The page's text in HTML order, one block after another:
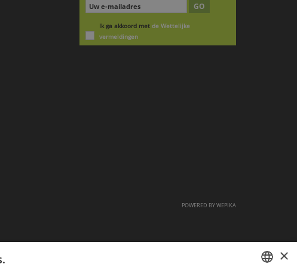
GO
Ik ga akkoord met de Wettelijke
vermeldingen
POWERED BYWEPIKA
×